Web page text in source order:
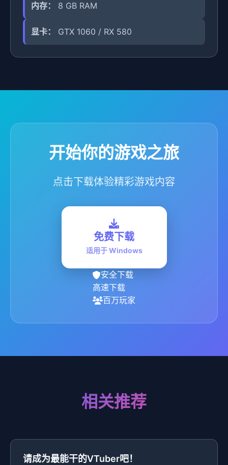
内存： 8 GB RAM
显卡： GTX 1060 / RX 580
开始你的游戏之旅
点击下载体验精彩游戏内容
免费下载
适用于 Windows
安全下载
高速下载
百万玩家
相关推荐
请成为最能干的VTuber吧！